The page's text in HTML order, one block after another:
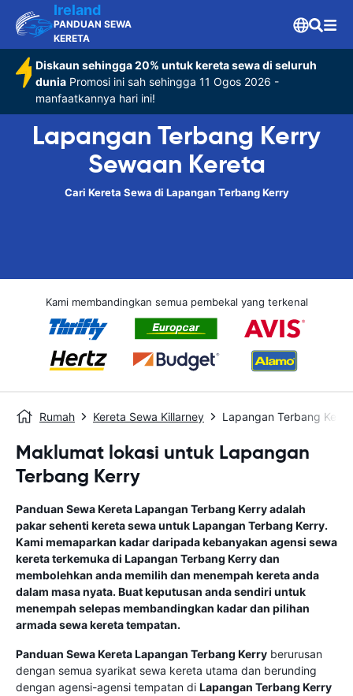
Ireland
PANDUAN SEWA
KERETA
Diskaun sehingga 20% untuk kereta sewa di seluruh
dunia Promosi ini sah sehingga 11 Ogos 2026 -
manfaatkannya hari ini!
Lapangan Terbang Kerry
Sewaan Kereta
Cari Kereta Sewa di Lapangan Terbang Kerry
Kami membandingkan semua pembekal yang terkenal
Rumah Kereta Sewa Killarney Lapangan Terbang Kerry
Maklumat lokasi untuk Lapangan
Terbang Kerry
Panduan Sewa KeretaLapangan Terbang Kerryadalah
pakar sehenti kereta sewa untukLapangan Terbang Kerry.
Kami memaparkan kadar daripada kebanyakan agensi sewa
kereta terkemuka di Lapangan Terbang Kerrydan
membolehkan anda memilih dan menempah kereta anda
dalam masa nyata. Buat keputusan anda sendiri untuk
menempah selepas membandingkan kadar dan pilihan
armada sewa kereta tempatan.
Panduan Sewa KeretaLapangan Terbang Kerry berurusan
dengan semua syarikat sewa kereta utama dan berunding
dengan agensi-agensi tempatan di Lapangan Terbang Kerry